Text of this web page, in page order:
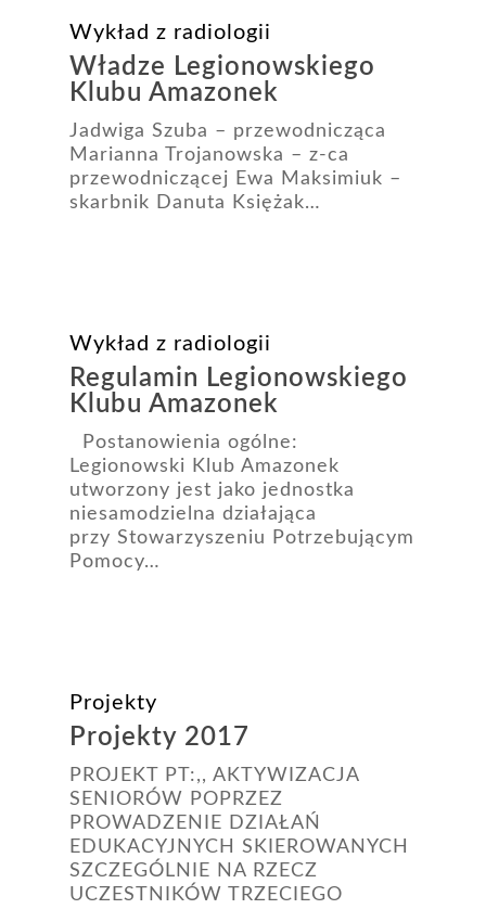
Wykład z radiologii
Władze Legionowskiego
Klubu Amazonek
Jadwiga Szuba – przewodnicząca
Marianna Trojanowska – z-ca
przewodniczącej Ewa Maksimiuk –
skarbnik Danuta Księżak…
Wykład z radiologii
Regulamin Legionowskiego
Klubu Amazonek
Postanowienia ogólne:
Legionowski Klub Amazonek
utworzony jest jako jednostka
niesamodzielna działająca
przy Stowarzyszeniu Potrzebującym
Pomocy…
Projekty
Projekty 2017
PROJEKT PT:,, AKTYWIZACJA
SENIORÓW POPRZEZ
PROWADZENIE DZIAŁAŃ
EDUKACYJNYCH SKIEROWANYCH
SZCZEGÓLNIE NA RZECZ
UCZESTNIKÓW TRZECIEGO